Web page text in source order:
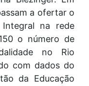
a ofertar o
na rede
o número de
no Rio
com dados do
da Educação